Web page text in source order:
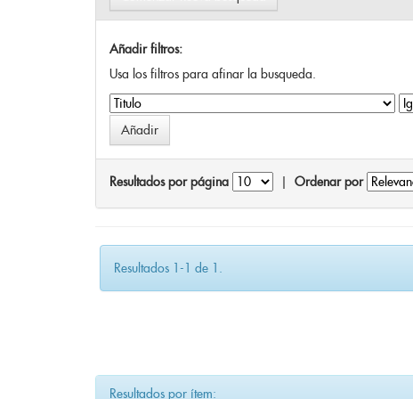
Añadir filtros:
Usa los filtros para afinar la busqueda.
Resultados por página Ordenar por
Resultados 1-1 de 1.
Resultados por ítem: